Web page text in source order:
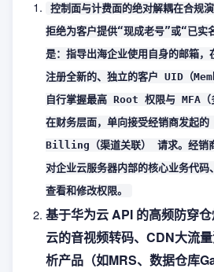
控制面与计费面的绝对解耦在合规
拒绝为客户提供“现成老号”或“已实
是：指导出海企业使用自身的邮箱，
注册全新的、独立的客户 UID（
自行掌握最高 Root 权限与 MFA（
在财务层面，单向接受经销商发起
Billing（渠道关联） 请求。经销商
对企业云服务器内部的核心业务代码
查看和修改权限。
基于华为云 API 的高频防穿
云的音视频转码、CDN大流
析产品（如MRS、数据仓库